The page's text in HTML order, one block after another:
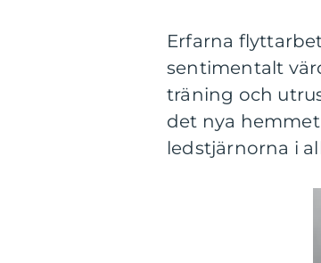
Erfarna
sentimentalt
träning och
det nya
ledstjärnorna i